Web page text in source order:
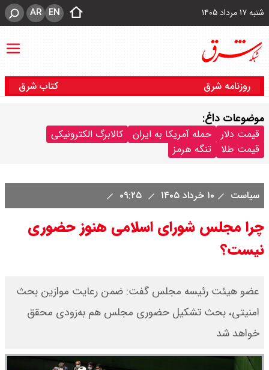
شنبه ۱۷ مرداد ۱۴۰۵ EN
AR
روزنامه شرق کتاب شرق
موضوعات داغ:
قیمت دلار حمله آمریکا به ایران
کالابرگ الکترونیکی
قیمت طلا
تنگه هرمز
سیاست ۱۰ خرداد ۱۴۰۵
چرا مجلس شورای اسلامی هنوز حضوری
نیست؟
عضو هیئت رئیسه مجلس گفت: ضمن رعایت موازین بحث
امنیتی، بحث تشکیل حضوری مجلس هم به‌زودی محقق
خواهد شد